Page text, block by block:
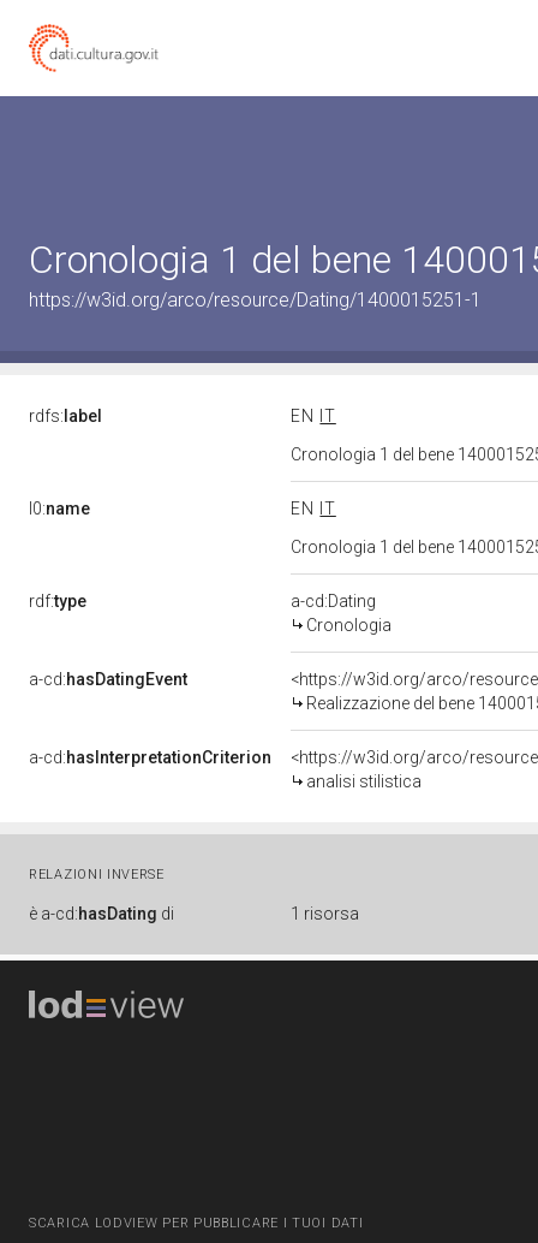
Cronologia 1 del bene
https://w3id.org/arco/resource/Dating/1400015251-1
rdfs: label EN
IT
Cronologia 1 del bene
l0:name EN
IT
Cronologia 1 del bene
rdf:type
a-cd:Dating
Cronologia
a-cd:hasDatingEvent
<https://w3id.org/arco/
Realizzazione del bene
a-cd:hasInterpretationCriterion
<https://w3id.org/arco/
analisi stilistica
RELAZIONI INVERSE
è a-cd:hasDating di 1 risorsa
SCARICA LODVIEW PER PUBBLICARE I TUOI DATI